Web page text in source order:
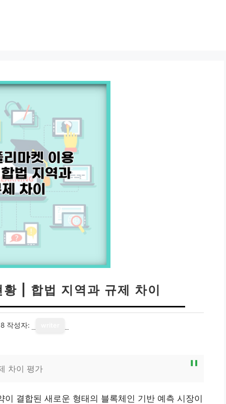
| 합법 지역과 규제 차이
작성자:
차이 평가
결합된 새로운 형태의 블록체인 기반 예측 시장이